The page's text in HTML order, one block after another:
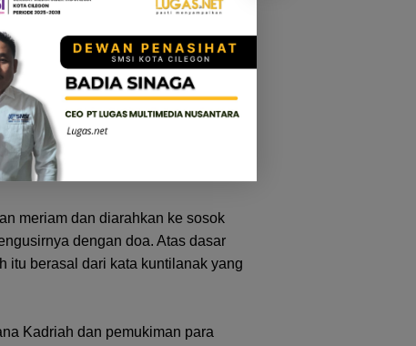
sebagai sultan pertama wilayah ini
bulan setelah ayahnya
Al Habib Husin wafat pada tahun
Kapuas dan terhenti di
kabarnya diganggu oleh sosok
meriam dan diarahkan ke sosok
dengan doa. Atas dasar
itu berasal dari kata kuntilanak yang
Kadriah dan pemukiman para